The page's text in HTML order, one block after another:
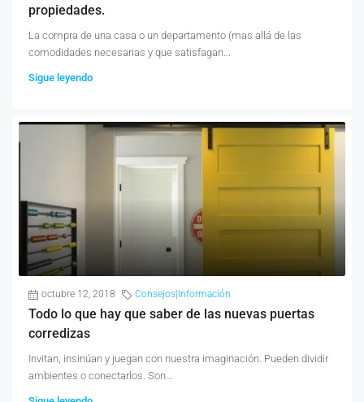
propiedades.
La compra de una casa o un departamento (mas allá de las
comodidades necesarias y que satisfagan...
Sigue leyendo
octubre 12, 2018 Consejos|Información
Todo lo que hay que saber de las nuevas puertas
corredizas
Invitan, insinúan y juegan con nuestra imaginación. Pueden dividir
ambientes o conectarlos. Son...